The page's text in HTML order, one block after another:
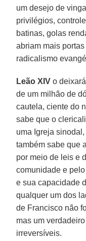
um desejo de
privilégios,
batinas, golas
abriam mais
radicalismo
Leão XIV o
de um milhão de
cautela, ciente do
sabe que o
uma Igreja
também sabe que
por meio de leis e
comunidade e
e sua capacidade
qualquer um dos
de Francisco não
mas um
irreversíveis.